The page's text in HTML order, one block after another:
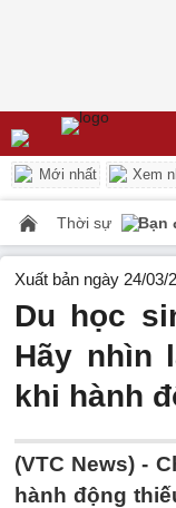
Mới nhất Xem
Thời sự Bạn
Xuất bản ngày 24/03/
Du học
Hãy nhìn
khi hành
(VTC News) -
hành động